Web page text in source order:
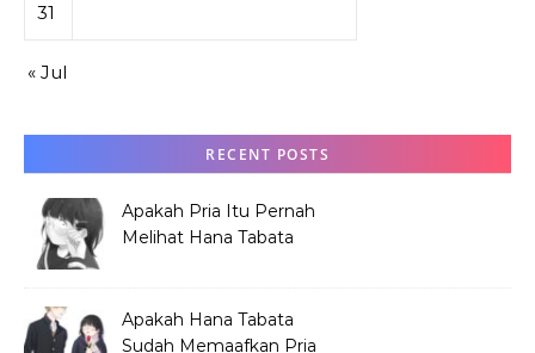
31
« Jul
RECENT POSTS
Apakah Pria Itu Pernah
Melihat Hana Tabata
Apakah Hana Tabata
Sudah Memaafkan Pria